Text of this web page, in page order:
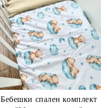
Бебешки спален комплект